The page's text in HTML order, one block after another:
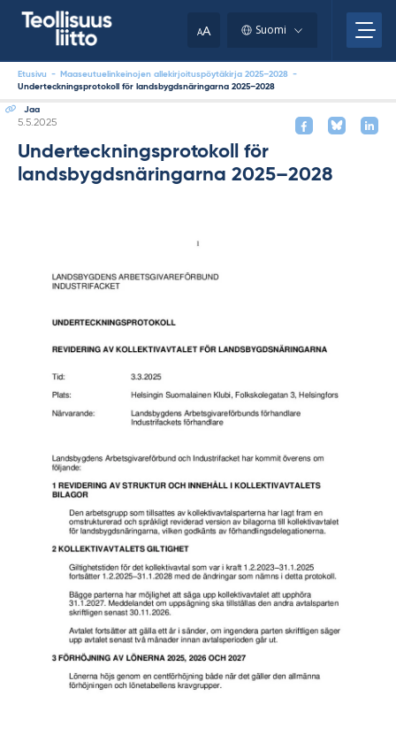
AA Suomi
Etusivu - Maaseutuelinkeinojen allekirjoituspöytäkirja 2025–2028 -
Underteckningsprotokoll för landsbygdsnäringarna 2025–2028
Jaa
Kirjoitettu
5.5.2025
Underteckningsprotokoll för
landsbygdsnäringarna 2025–2028
clipboard.)